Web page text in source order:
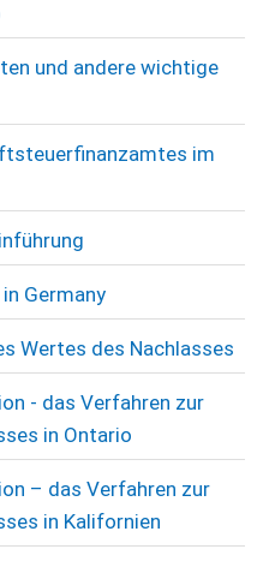
und andere wichtige
im
Germany
Wertes des Nachlasses
- das Verfahren zur
in Ontario
– das Verfahren zur
in Kalifornien